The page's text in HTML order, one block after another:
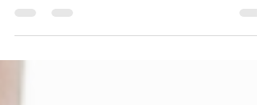
machen. @deepakchopra bietet sie g